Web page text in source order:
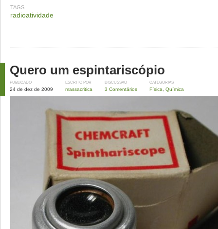
TAGS
radioatividade
Quero um espintariscópio
PUBLICADO
24 de dez de 2009
ESCRITO POR
massacritica
DISCUSSÃO
3 Comentários
CATEGORIAS
Física Química